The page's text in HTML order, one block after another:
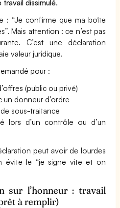
dissimulé.
: “Je confirme que ma boîte
Mais attention : ce n’est pas
C’est une déclaration
valeur juridique.
pour :
(public ou privé)
donneur d’ordre
sous-traitance
lors d’un contrôle ou d’un
peut avoir de lourdes
évite le “je signe vite et on
sur l’honneur : travail
à remplir)